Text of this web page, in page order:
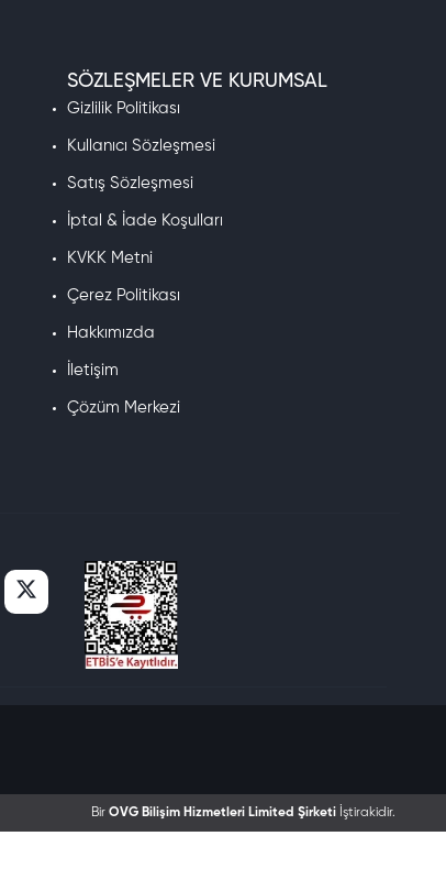
SÖZLEŞMELER VE KURUMSAL
Gizlilik Politikası
Kullanıcı Sözleşmesi
Satış Sözleşmesi
İptal & İade Koşulları
KVKK Metni
Çerez Politikası
Hakkımızda
İletişim
Çözüm Merkezi
BirOVG Bilişim Hizmetleri Limited Şirketi İştirakidir.